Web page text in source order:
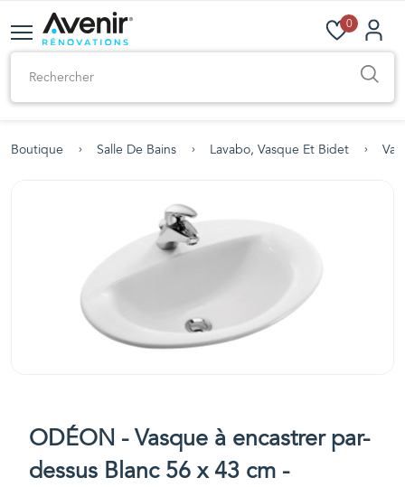
0
Boutique Salle De Bains Lavabo, Vasque Et Bidet
ODÉON - Vasque à encastrer par-
dessus Blanc 56 x 43 cm -